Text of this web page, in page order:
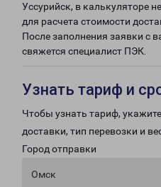
Уссурийск, в калькуляторе
для расчета стоимости
После заполнения заявки с
свяжется специалист ПЭК.
Узнать тариф и
Чтобы узнать тариф,
доставки, тип перевозки и
Город отправки
Омск